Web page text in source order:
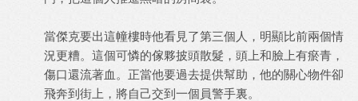
當傑克要出這幢樓時他看見了第三個人，明顯比前兩個情
況更糟。這個可憐的傢夥披頭散髮，頭上和臉上有瘀青，
傷口還流著血。正當他要過去提供幫助，他的關心物件卻
飛奔到街上，將自己交到一個員警手裏。